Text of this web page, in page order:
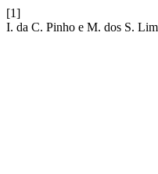
[1]
I. da C. Pinho e M. dos S.